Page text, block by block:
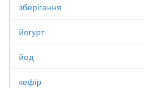
зберігання
йогурт
йод
кефір